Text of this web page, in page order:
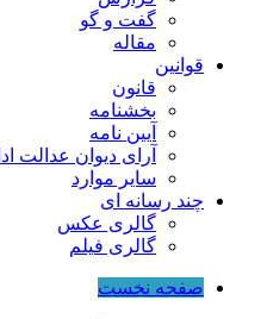
گفت و گو
مقاله
قوانین
قانون
بخشنامه
آیین نامه
آرای دیوان عدالت
سایر موارد
چند رسانه ای
گالری عکس
گالری فیلم
صفحه نخست